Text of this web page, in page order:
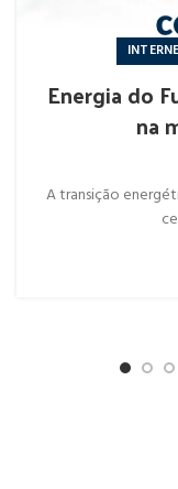
Energia do
na
A transição